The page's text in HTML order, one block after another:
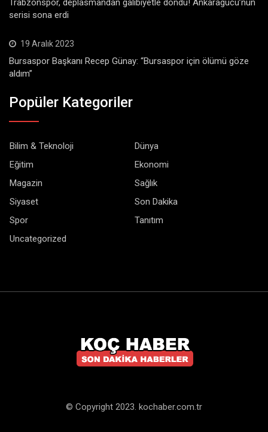
Trabzonspor, deplasmandan galibiyetle döndü! Ankaragücü’nün
serisi sona erdi
19 Aralık 2023
Bursaspor Başkanı Recep Günay: “Bursaspor için ölümü göze
aldım”
Popüler Kategoriler
Bilim & Teknoloji
Dünya
Eğitim
Ekonomi
Magazin
Sağlık
Siyaset
Son Dakika
Spor
Tanıtım
Uncategorized
© Copyright 2023. kochaber.com.tr